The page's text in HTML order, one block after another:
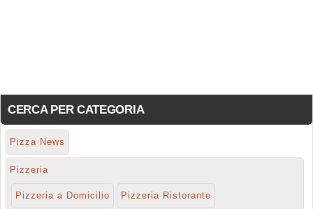
CERCA PER CATEGORIA
Pizza News
Pizzeria
Pizzeria a Domicilio Pizzeria Ristorante